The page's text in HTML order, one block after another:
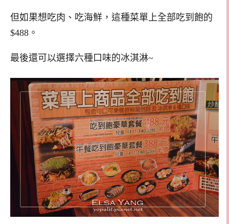
但如果想吃肉、吃海鮮，這種菜單上全部吃到飽的
$488。
最後還可以選擇六種口味的冰淇淋~